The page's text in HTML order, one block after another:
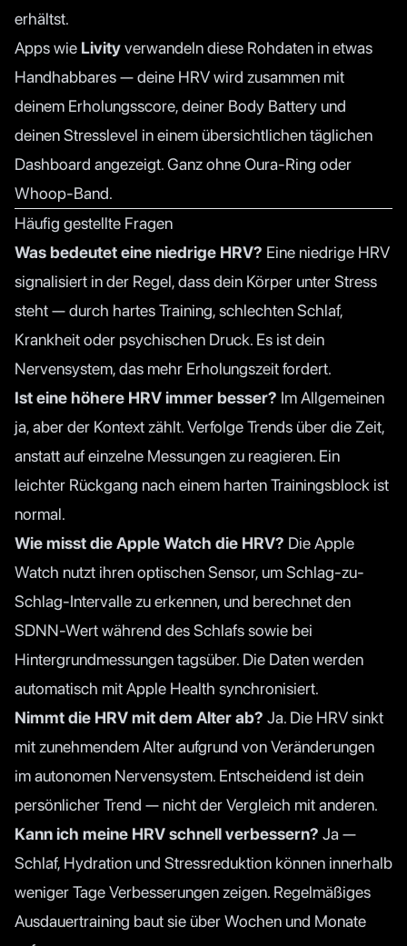
erhältst.
Apps wie Livityverwandeln diese Rohdaten in etwas
Handhabbares — deine HRV wird zusammen mit
deinem Erholungsscore, deiner Body Battery und
deinen Stresslevel in einem übersichtlichen täglichen
Dashboard angezeigt. Ganz ohne Oura-Ring oder
Whoop-Band.
Häufig gestellte Fragen
Was bedeutet eine niedrige HRV? Eine niedrige HRV
signalisiert in der Regel, dass dein Körper unter Stress
steht — durch hartes Training, schlechten Schlaf,
Krankheit oder psychischen Druck. Es ist dein
Nervensystem, das mehr Erholungszeit fordert.
Ist eine höhere HRV immer besser? Im Allgemeinen
ja, aber der Kontext zählt. Verfolge Trends über die Zeit,
anstatt auf einzelne Messungen zu reagieren. Ein
leichter Rückgang nach einem harten Trainingsblock ist
normal.
Wie misst die Apple Watch die HRV? Die Apple
Watch nutzt ihren optischen Sensor, um Schlag-zu-
Schlag-Intervalle zu erkennen, und berechnet den
SDNN-Wert während des Schlafs sowie bei
Hintergrundmessungen tagsüber. Die Daten werden
automatisch mit Apple Health synchronisiert.
Nimmt die HRV mit dem Alter ab? Ja. Die HRV sinkt
mit zunehmendem Alter aufgrund von Veränderungen
im autonomen Nervensystem. Entscheidend ist dein
persönlicher Trend — nicht der Vergleich mit anderen.
Kann ich meine HRV schnell verbessern? Ja —
Schlaf, Hydration und Stressreduktion können innerhalb
weniger Tage Verbesserungen zeigen. Regelmäßiges
Ausdauertraining baut sie über Wochen und Monate